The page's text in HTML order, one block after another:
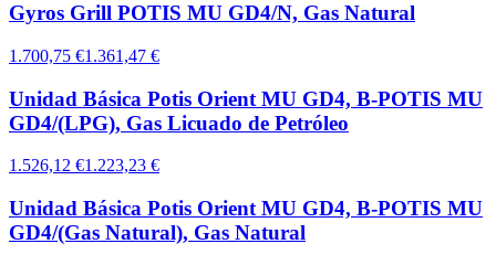
Gyros Grill POTIS MU GD4/N, Gas Natural
1.700,75 €1.361,47 €
Unidad Básica Potis Orient MU GD4, B-POTIS MU
GD4/(LPG), Gas Licuado de Petróleo
1.526,12 €1.223,23 €
Unidad Básica Potis Orient MU GD4, B-POTIS MU
GD4/(Gas Natural), Gas Natural